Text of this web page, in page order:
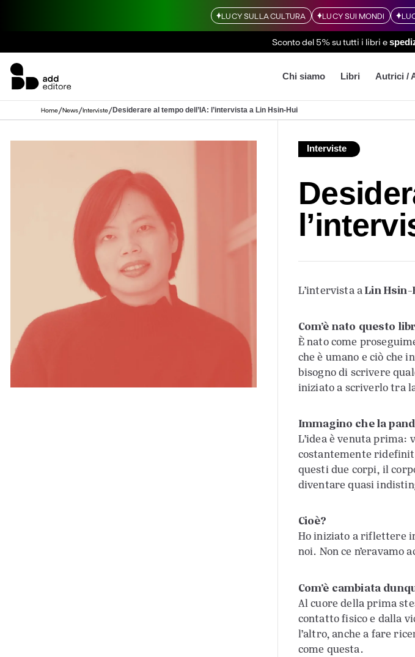
LUCY SULLA CULTURA LUCY SUI MONDI
Sconto del 5% su tutti i libri e
Chi siamo Libri Autrici /
Home/News/Interviste/Desiderare al tempo dell’IA: l’intervista a Lin Hsin-Hui
Interviste
L’intervista aLin Hsin-
Com’è nato questo
È nato come
che è umano e ciò che
bisogno di scrivere
iniziato a scriverlo tra
Immagino che la
L’idea è venuta prima:
costantemente
questi due corpi, il
diventare quasi
Cioè?
Ho iniziato a riflettere
noi. Non ce n’eravamo
Com’è cambiata
Al cuore della prima
contatto fisico e dalla
l’altro, anche a fare
come questa.